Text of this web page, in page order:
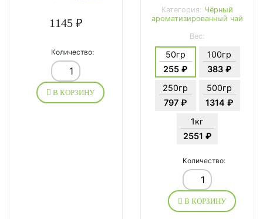
1145 ₽
Количество:
В КОРЗИНУ
Категория: Чёрный
ароматизированный чай
Вес:
50гр
255 ₽
100гр
383 ₽
250гр
797 ₽
500гр
1314 ₽
1кг
2551 ₽
Количество:
В КОРЗИНУ